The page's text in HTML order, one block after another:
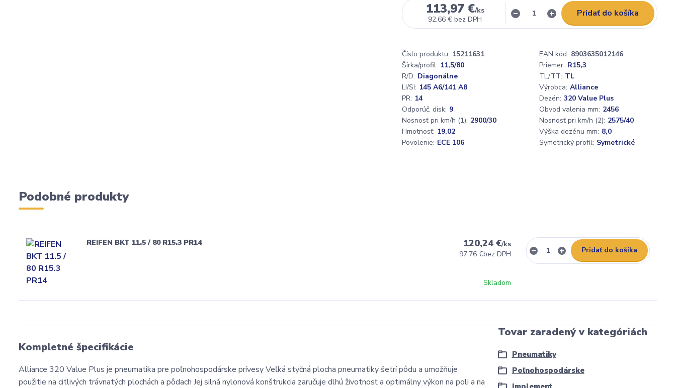
113,97 €/ks
92,66 € bez DPH
Pridať do košíka
Číslo produktu: 15211631 EAN kód: 8903635012146
Šírka/profil: 11,5/80 Priemer: R15,3
R/D: Diagonálne TL/TT: TL
LI/SI: 145 A6/141 A8 Výrobca: Alliance
PR: 14 Dezén: 320 Value Plus
Odporúč. disk: 9 Obvod valenia mm: 2456
Nosnosť pri km/h (1): 2900/30 Nosnosť pri km/h (2): 2575/40
Hmotnosť: 19,02 Výška dezénu mm: 8,0
Povolenie: ECE 106 Symetrický profil: Symetrické
Podobné produkty
REIFEN BKT 11.5 / 80 R15.3 PR14 120,24 €/ks
97,76 €bez DPH
Skladom
Pridať do košíka
Kompletné špecifikácie
Alliance 320 Value Plus je pneumatika pre poľnohospodárske prívesy Veľká styčná plocha pneumatiky šetrí pôdu a umožňuje
použitie na citlivých trávnatých plochách a pôdach Jej silná nylonová konštrukcia zaručuje dlhú životnosť a optimálny výkon na poli a na
Tovar zaradený v kategóriách
Pneumatiky
Poľnohospodárske